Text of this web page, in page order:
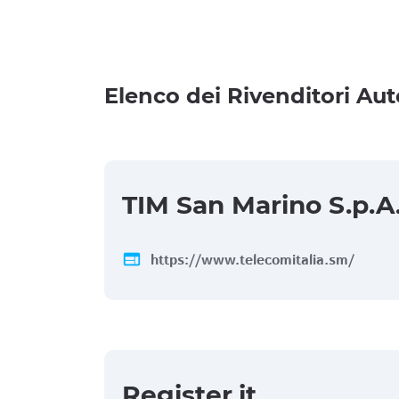
Elenco dei Rivenditori
TIM San Marino
web https://www.telecomitalia.sm/